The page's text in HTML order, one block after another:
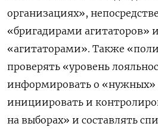
организациях»,
«бригадирами агитаторов»
«агитаторами». Также
проверять «уровень
информировать о «нужных»
инициировать и
на выборах» и составлять